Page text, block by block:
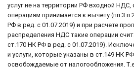
услуг не на территории РФ входной НДС,
операциям принимается к вычету (пп.3
РФ в ред. с 01.07.2019) и при расчете
распределения НДС такие операции
ст.170 НК РФ в ред. с 01.07.2019).
и услуги, которые указаны в ст.149 НК
освобождаемые от налогообложения.